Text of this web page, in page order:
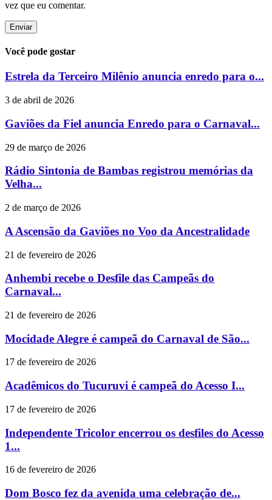
vez que eu comentar.
Você pode gostar
Estrela da Terceiro Milênio anuncia enredo para o...
3 de abril de 2026
Gaviões da Fiel anuncia Enredo para o Carnaval...
29 de março de 2026
Rádio Sintonia de Bambas registrou memórias da
Velha...
2 de março de 2026
A Ascensão da Gaviões no Voo da Ancestralidade
21 de fevereiro de 2026
Anhembi recebe o Desfile das Campeãs do
Carnaval...
21 de fevereiro de 2026
Mocidade Alegre é campeã do Carnaval de São...
17 de fevereiro de 2026
Acadêmicos do Tucuruvi é campeã do Acesso I...
17 de fevereiro de 2026
Independente Tricolor encerrou os desfiles do Acesso
1...
16 de fevereiro de 2026
Dom Bosco fez da avenida uma celebração de...